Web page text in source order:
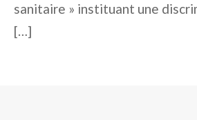
sanitaire » instituant une
[…]